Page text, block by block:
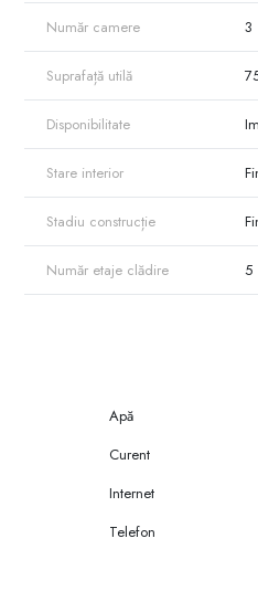
Număr camere 3
Suprafață utilă
Disponibilitate
Stare interior
Stadiu construcție
Număr etaje clădire 5
Apă
Curent
Internet
Telefon